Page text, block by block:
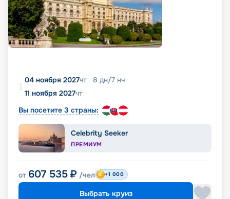
04 ноября 2027чт 8 дн/7 нч
11 ноября 2027чт
Вы посетите 3 страны:
Celebrity Seeker
ПРЕМИУМ
от 607 535 ₽ /чел +1 000
Выбрать круиз